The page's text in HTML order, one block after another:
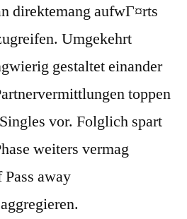
direktemang aufwГ¤rts
Umgekehrt
gestaltet einander
toppen
vor. Folglich spart
weiters vermag
away